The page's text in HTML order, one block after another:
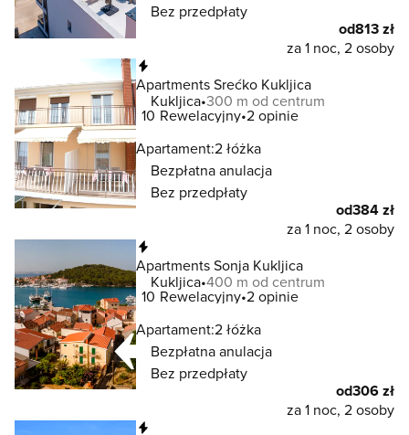
Bez przedpłaty
od813 zł
za 1 noc, 2 osoby
Apartments Srećko Kukljica
Kukljica 300 m od centrum
10 Rewelacyjny 2 opinie
Apartament:2 łóżka
Bezpłatna anulacja
Bez przedpłaty
od384 zł
za 1 noc, 2 osoby
Apartments Sonja Kukljica
Kukljica 400 m od centrum
10 Rewelacyjny 2 opinie
Apartament:2 łóżka
Bezpłatna anulacja
Bez przedpłaty
od306 zł
za 1 noc, 2 osoby